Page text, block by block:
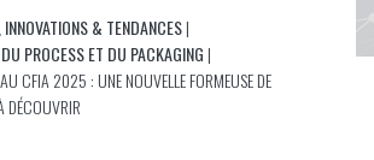
& TENDANCES|
PROCESS ET DU PACKAGING |
CFIA 2025 : UNE NOUVELLE FORMEUSE DE
DÉCOUVRIR